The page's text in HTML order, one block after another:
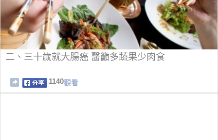
二、三十歲就大腸癌 醫籲多蔬果少肉食
1140觀看